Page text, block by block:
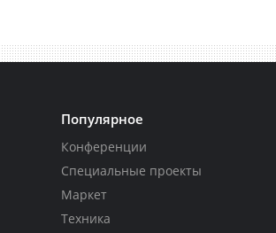
Популярное
Конференции
Специальные проекты
Маркет
Техника